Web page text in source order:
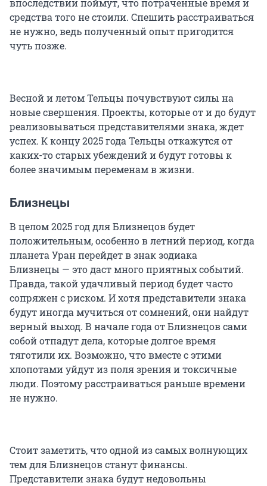
впоследствии поймут, что потраченные время и
средства того не стоили. Спешить расстраиваться
не нужно, ведь полученный опыт пригодится
чуть позже.
Весной и летом Тельцы почувствуют силы на
новые свершения. Проекты, которые от и до будут
реализовываться представителями знака, ждет
успех. К концу 2025 года Тельцы откажутся от
каких-то старых убеждений и будут готовы к
более значимым переменам в жизни.
Близнецы
В целом 2025 год для Близнецов будет
положительным, особенно в летний период, когда
планета Уран перейдет в знак зодиака
Близнецы — это даст много приятных событий.
Правда, такой удачливый период будет часто
сопряжен с риском. И хотя представители знака
будут иногда мучиться от сомнений, они найдут
верный выход. В начале года от Близнецов сами
собой отпадут дела, которые долгое время
тяготили их. Возможно, что вместе с этими
хлопотами уйдут из поля зрения и токсичные
люди. Поэтому расстраиваться раньше времени
не нужно.
Стоит заметить, что одной из самых волнующих
тем для Близнецов станут финансы.
Представители знака будут недовольны